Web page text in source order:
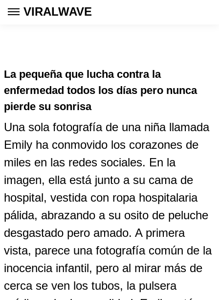
VIRALWAVE
La pequeña que lucha contra la
enfermedad todos los días pero nunca
pierde su sonrisa
Una sola fotografía de una niña llamada
Emily ha conmovido los corazones de
miles en las redes sociales. En la
imagen, ella está junto a su cama de
hospital, vestida con ropa hospitalaria
pálida, abrazando a su osito de peluche
desgastado pero amado. A primera
vista, parece una fotografía común de la
inocencia infantil, pero al mirar más de
cerca se ven los tubos, la pulsera